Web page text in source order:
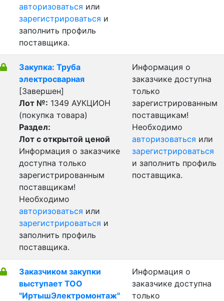
авторизоваться или
зарегистрироваться и
заполнить профиль
поставщика.
Закупка: Труба
электросварная
[Завершен]
Лот №: 1349 АУКЦИОН
(покупка товара)
Раздел:
Лот с открытой ценой
Информация о заказчике
доступна только
зарегистрированным
поставщикам!
Необходимо
авторизоваться или
зарегистрироваться и
заполнить профиль
поставщика.
Информация о
заказчике доступна
только
зарегистрированным
поставщикам!
Необходимо
авторизоваться или
зарегистрироваться
и заполнить профиль
поставщика.
Заказчиком закупки
выступает ТОО
"ИртышЭлектромонтаж"
Информация о
заказчике доступна
только